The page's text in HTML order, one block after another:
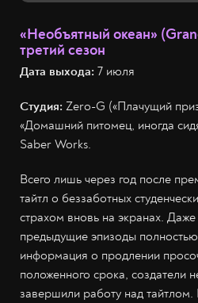
«Необъятный океан»
третий сезон
Дата выхода: 7 июля
Студия: Zero-G («Плачущий
«Домашний питомец, иногда
Saber Works.
Всего лишь через год после
тайтл о беззаботных
страхом вновь на экранах.
предыдущие эпизоды
информация о продлении
положенного срока, создатели
завершили работу над тайтлом.